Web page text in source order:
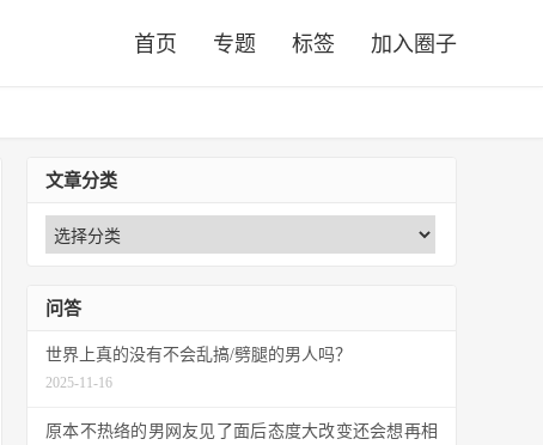
首页 专题 标签 加入圈子
文章分类
问答
世界上真的没有不会乱搞/劈腿的男人吗？
2025-11-16
原本不热络的男网友见了面后态度大改变还会想再相